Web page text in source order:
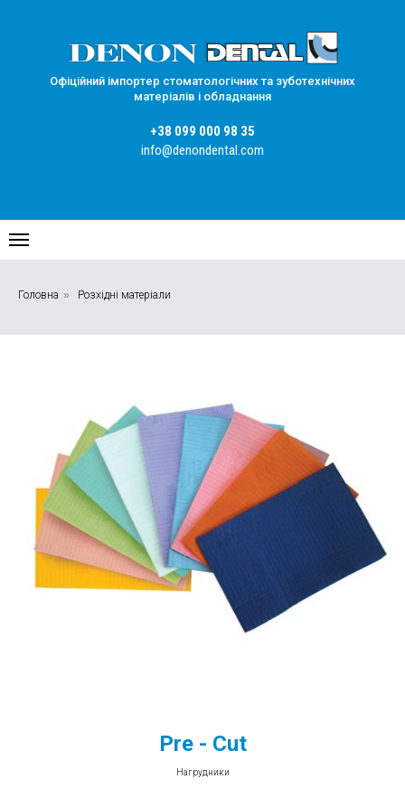
Офіційний імпортер стоматологічних та зуботехнічних
матеріалів і обладнання
+38 099 000 98 35
info@denondental.com
Головна » Розхідні матеріали
Pre - Cut
Нагрудники